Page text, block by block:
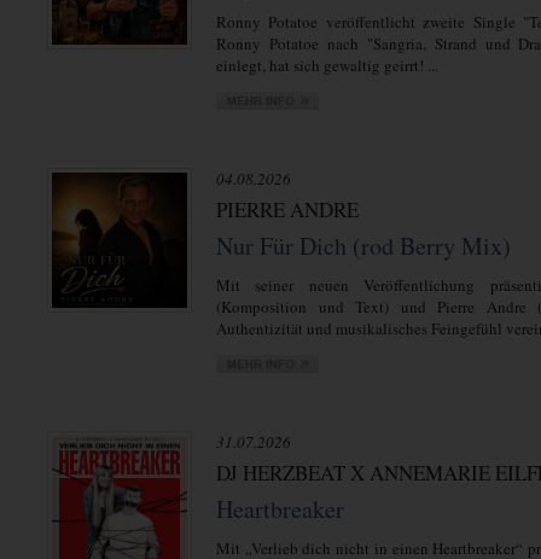
Ronny Potatoe veröffentlicht zweite Single
Ronny Potatoe nach "Sangria, Strand und
einlegt, hat sich gewaltig geirrt! ...
04.08.2026
PIERRE ANDRE
Nur Für Dich (rod Berry Mix)
Mit seiner neuen Veröffentlichung
(Komposition und Text) und Pierre Andre
Authentizität und musikalisches Feingefühl
31.07.2026
DJ HERZBEAT X ANNEMARIE
Heartbreaker
Mit „Verlieb dich nicht in einen Heartbreaker“